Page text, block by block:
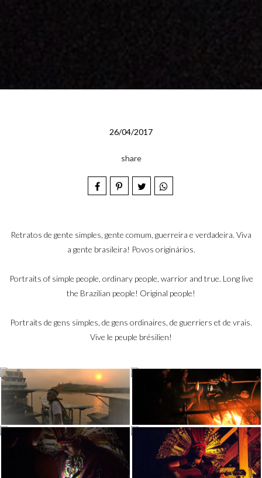
26/04/2017
share
Retratos de gente simples, gente comum, guerreira e verdadeira. Viva
a gente brasileira! Povos originários.
Portraits of simple people, ordinary people, warrior and true. Long live
the Brazilian people! Original people!
Portraits de gens simples, de gens ordinaires, de guerriers et de vrais.
Vive le peuple brésilien!